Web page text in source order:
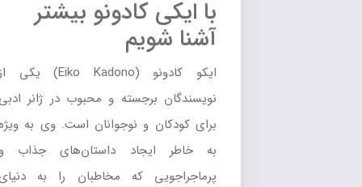
با ایکی کادونو بیشتر
آشنا شویم
ايکو کادونو (Eiko Kadono) يکي از
نويسندگان برجسته و محبوب در ژانر ادبي
براي کودکان و نوجوانان است. وي به ويژه
به خاطر ايجاد داستان‌هاي جذاب و
پرماجراجويي که مخاطبان را به دنياي